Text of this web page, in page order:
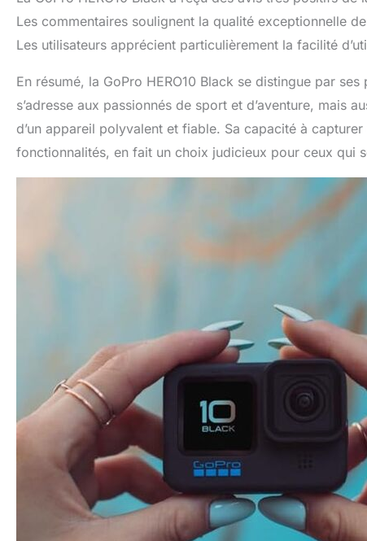
Les commentaires soulignent la qualité exceptionnelle
Les utilisateurs apprécient particulièrement la facilité
En résumé, la GoPro HERO10 Black se distingue par
s’adresse aux passionnés de sport et d’aventure, mais
d’un appareil polyvalent et fiable. Sa capacité à
fonctionnalités, en fait un choix judicieux pour ceux qui